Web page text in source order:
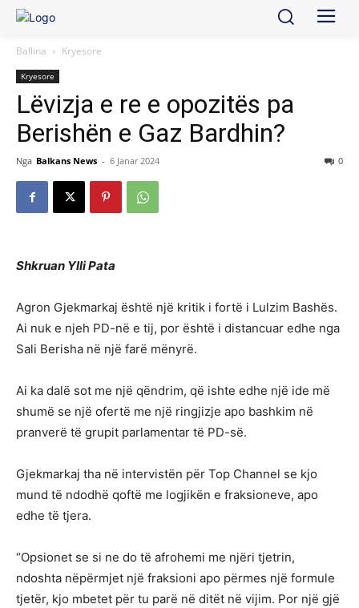
Ballina Kryesore
Kryesore
Lëvizja e re e opozitës pa
Berishën e Gaz Bardhin?
Nga Balkans News - 6 Janar 2024 0
Shkruan Ylli Pata
Agron Gjekmarkaj është një kritik i fortë i Lulzim Bashës.
Ai nuk e njeh PD-në e tij, por është i distancuar edhe nga
Sali Berisha në një farë mënyrë.
Ai ka dalë sot me një qëndrim, që ishte edhe një ide më
shumë se një ofertë me një ringjizje apo bashkim në
pranverë të grupit parlamentar të PD-së.
Gjekmarkaj tha në intervistën për Top Channel se kjo
mund të ndodhë qoftë me logjikën e fraksioneve, apo
edhe të tjera.
“Opsionet se si ne do të afrohemi me njëri tjetrin,
ndoshta nëpërmjet një fraksioni apo përmes një formule
tjetër, kjo mbetet për tu parë në ditët në vijim. Por një gjë